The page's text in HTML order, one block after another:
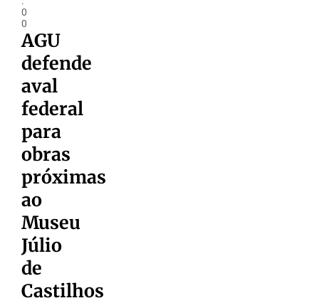
0
0
AGU
defende
aval
federal
para
obras
próximas
ao
Museu
Júlio
de
Castilhos